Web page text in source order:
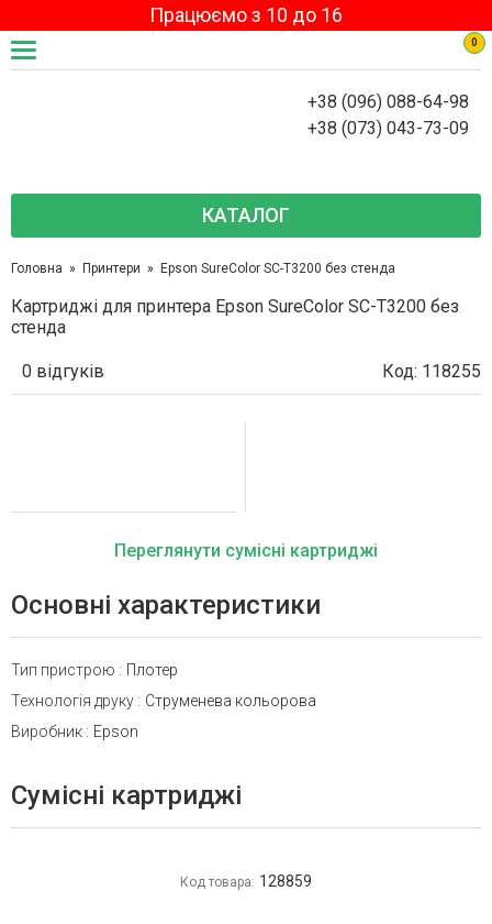
Працюємо з 10 до 16
0
+38 (096) 088-64-98
+38 (073) 043-73-09
КАТАЛОГ
Головна Принтери Epson SureColor SC-T3200 без стенда
Картриджі для принтера Epson SureColor SC-T3200 без
стенда
0 відгуків Код: 118255
Переглянути сумісні картриджі
Основні характеристики
Тип пристрою : Плотер
Технологія друку : Струменева кольорова
Виробник : Epson
Сумісні картриджі
Код товара: 128859